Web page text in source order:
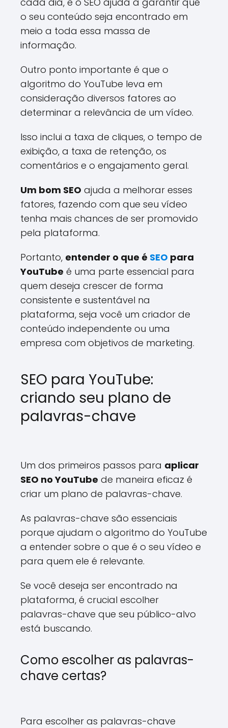
o seu conteúdo seja encontrado em
meio a toda essa massa de
informação.
Outro ponto importante é que o
algoritmo do YouTube leva em
consideração diversos fatores ao
determinar a relevância de um vídeo.
Isso inclui a taxa de cliques, o tempo de
exibição, a taxa de retenção, os
comentários e o engajamento geral.
Um bom SEO ajuda a melhorar esses
fatores, fazendo com que seu vídeo
tenha mais chances de ser promovido
pela plataforma.
Portanto, entender o que é SEO para
YouTube é uma parte essencial para
quem deseja crescer de forma
consistente e sustentável na
plataforma, seja você um criador de
conteúdo independente ou uma
empresa com objetivos de marketing.
SEO para YouTube:
criando seu plano de
palavras-chave
Um dos primeiros passos para aplicar
SEO no YouTube de maneira eficaz é
criar um plano de palavras-chave.
As palavras-chave são essenciais
porque ajudam o algoritmo do YouTube
a entender sobre o que é o seu vídeo e
para quem ele é relevante.
Se você deseja ser encontrado na
plataforma, é crucial escolher
palavras-chave que seu público-alvo
está buscando.
Como escolher as palavras-
chave certas?
Para escolher as palavras-chave